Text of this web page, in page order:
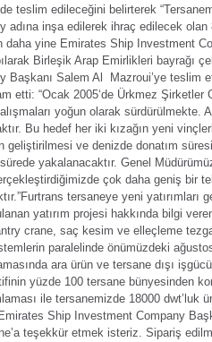
teslim edileceğini belirterek
adına inşa edilerek ihraç edilecek
daha yine Emirates Ship Investment
Birleşik Arap Emirlikleri bayrağı
Başkanı Salem Al Mazroui’ye teslim
etti: “Ocak 2005‘de Ürkmez Şirketler
yoğun olarak sürdürülmekte.
Bu hedef her iki kızağın yeni
geliştirilmesi ve denizde donatım
yakalanacaktır. Genel
çok daha geniş bir
Furtrans tersaneye yeni yatırımları
yatırım projesi hakkında bilgi
crane, saç kesim ve elleçleme
paralelinde önümüzdeki
ara ürün ve tersane dışı
yüzde 100 tersane bünyesinden
ile tersanemizde 18000 dwt’luk
Ship Investment Company
teşekkür etmek isteriz. Sipariş